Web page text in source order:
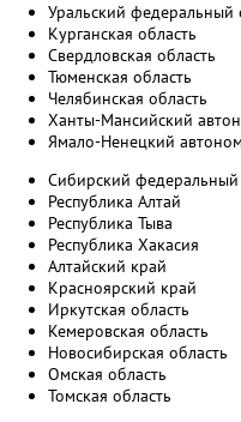
Уральский федеральный
Курганская область
Свердловская область
Тюменская область
Челябинская область
Ханты-Мансийский
Ямало-Ненецкий
Сибирский федеральный
Республика Алтай
Республика Тыва
Республика Хакасия
Алтайский край
Красноярский край
Иркутская область
Кемеровская область
Новосибирская область
Омская область
Томская область